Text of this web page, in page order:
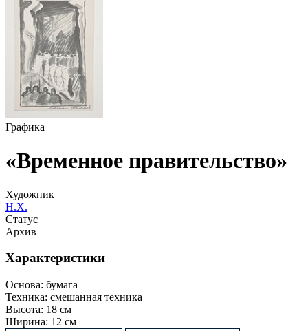
Графика
«Временное правительство»
Художник
Н.Х.
Статус
Архив
Характеристики
Основа: бумага
Техника: смешанная техника
Высота: 18 см
Ширина: 12 см